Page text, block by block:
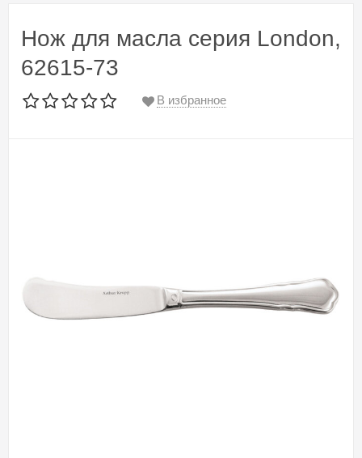
Нож для масла серия London,
62615-73
В избранное